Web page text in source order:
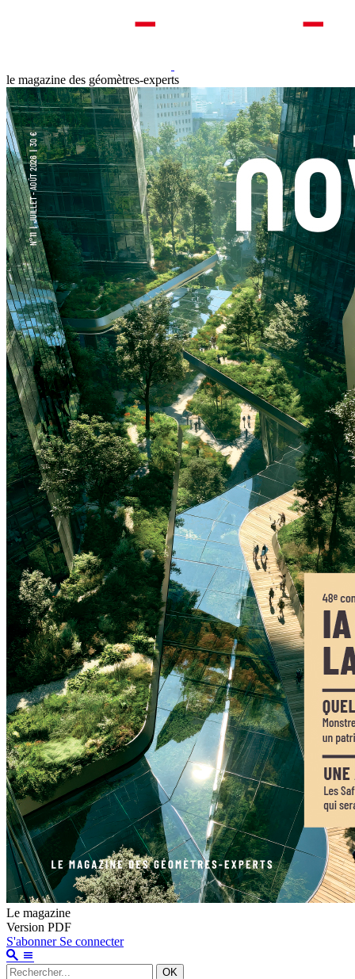
le magazine des géomètres-experts
Le magazine
Version PDF
S'abonner Se connecter
OK